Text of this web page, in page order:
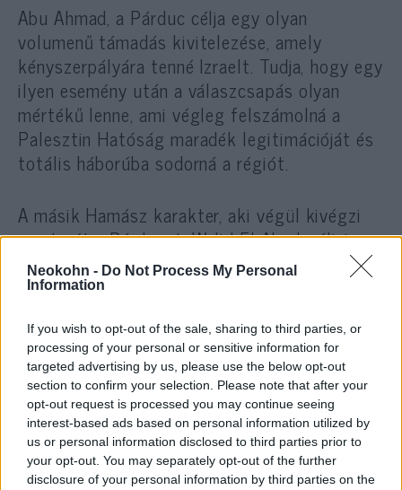
Neokohn - Do Not Process My Personal
Information
If you wish to opt-out of the sale, sharing to third parties, or
processing of your personal or sensitive information for
targeted advertising by us, please use the below opt-out
section to confirm your selection. Please note that after your
opt-out request is processed you may continue seeing
interest-based ads based on personal information utilized by
us or personal information disclosed to third parties prior to
your opt-out. You may separately opt-out of the further
disclosure of your personal information by third parties on the
Abu Ahmad, a Párduc célja egy olyan
volumenű támadás kivitelezése, amely
kényszerpályára tenné Izraelt. Tudja, hogy egy
ilyen esemény után a válaszcsapás olyan
mértékű lenne, ami végleg felszámolná a
Palesztin Hatóság maradék legitimációját és
totális háborúba sodorná a régiót.
A másik Hamász karakter, aki végül kivégzi
mesterét a Párducot, Walid El Abed, céljai
sokkal inkább személyesek és
hatalomcentrikusak, ami jól mutatja a
kiszámíthatatlanságát.
Ezt spékeli meg az ISIS szíriai szárnyából
átszivárgó Al-Makdiszi/Nidal figurája,
amellyel a konfliktus binárisból többpólusúvá
válik.